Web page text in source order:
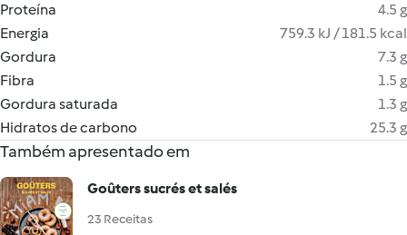
Proteína
4.5 g
Energia
759.3 kJ / 181.5 kcal
Gordura
7.3 g
Fibra
1.5 g
Gordura saturada
1.3 g
Hidratos de carbono
25.3 g
Também apresentado em
Goûters sucrés et salés
23 Receitas